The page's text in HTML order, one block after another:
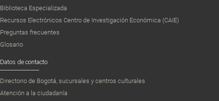
Biblioteca Especializada
Recursos Electrónicos Centro de Investigación Económica (CAIE)
Preguntas frecuentes
Glosario
Datos de contacto
Directorio de Bogotá, sucursales y centros culturales
Atención a la ciudadanía